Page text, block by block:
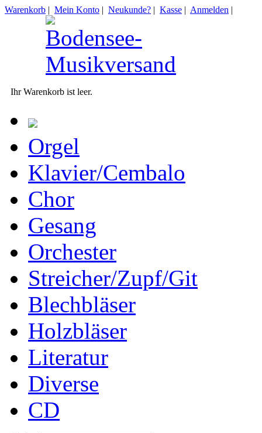
Warenkorb | Mein Konto | Neukunde? | Kasse | Anmelden |
Ihr Warenkorb ist leer.
Orgel
Klavier/Cembalo
Chor
Gesang
Orchester
Streicher/Zupf/Git
Blechbläser
Holzbläser
Literatur
Diverse
CD